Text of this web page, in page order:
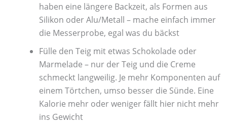
haben eine längere Backzeit, als Formen aus
Silikon oder Alu/Metall – mache einfach immer
die Messerprobe, egal was du bäckst
Fülle den Teig mit etwas Schokolade oder
Marmelade – nur der Teig und die Creme
schmeckt langweilig. Je mehr Komponenten auf
einem Törtchen, umso besser die Sünde. Eine
Kalorie mehr oder weniger fällt hier nicht mehr
ins Gewicht